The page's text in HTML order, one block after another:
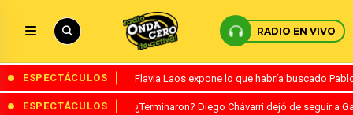
RADIO EN VIVO
ESPECTÁCULOS Flavia Laos expone lo que habría buscado
ESPECTÁCULOS ¿Terminaron? Diego Chávarri dejó de seguir a